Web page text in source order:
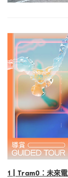
1 Tram0 ：未來